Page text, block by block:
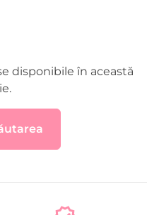
disponibile în această